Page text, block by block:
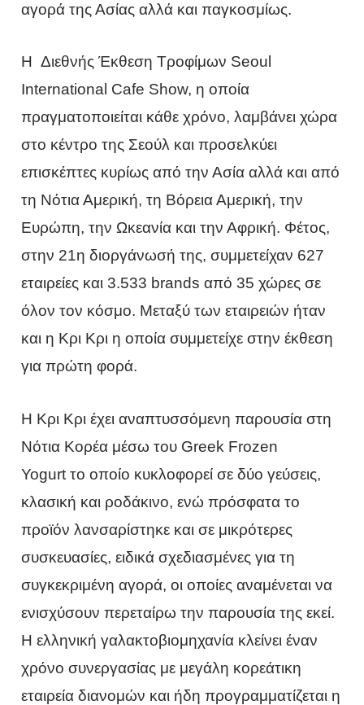
αγορά της Ασίας αλλά και παγκοσμίως.
Η Διεθνής Έκθεση Τροφίμων Seoul
International Cafe Show, η οποία
πραγματοποιείται κάθε χρόνο, λαμβάνει χώρα
στο κέντρο της Σεούλ και προσελκύει
επισκέπτες κυρίως από την Ασία αλλά και από
τη Νότια Αμερική, τη Βόρεια Αμερική, την
Ευρώπη, την Ωκεανία και την Αφρική. Φέτος,
στην 21η διοργάνωσή της, συμμετείχαν 627
εταιρείες και 3.533 brands από 35 χώρες σε
όλον τον κόσμο. Μεταξύ των εταιρειών ήταν
και η Κρι Κρι η οποία συμμετείχε στην έκθεση
για πρώτη φορά.
H Κρι Κρι έχει αναπτυσσόμενη παρουσία στη
Νότια Κορέα μέσω του Greek Frozen
Yogurt το οποίο κυκλοφορεί σε δύο γεύσεις,
κλασική και ροδάκινο, ενώ πρόσφατα το
προϊόν λανσαρίστηκε και σε μικρότερες
συσκευασίες, ειδικά σχεδιασμένες για τη
συγκεκριμένη αγορά, οι οποίες αναμένεται να
ενισχύσουν περεταίρω την παρουσία της εκεί.
Η ελληνική γαλακτοβιομηχανία κλείνει έναν
χρόνο συνεργασίας με μεγάλη κορεάτικη
εταιρεία διανομών και ήδη προγραμματίζεται η